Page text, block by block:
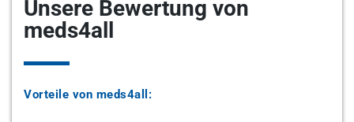
Unsere Bewertung von
meds4all
Vorteile von meds4all: